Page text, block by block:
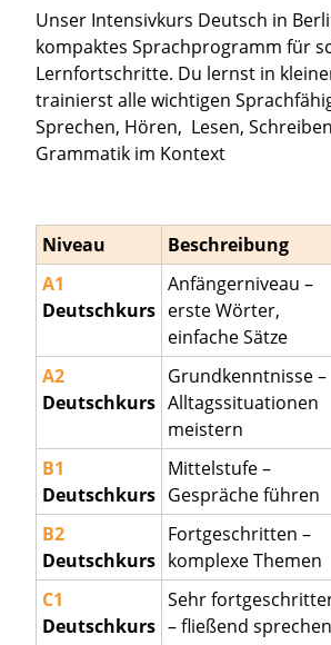
Unser Intensivkurs Deutsch in
kompaktes Sprachprogramm für
Lernfortschritte. Du lernst in
trainierst alle wichtigen
Sprechen, Hören, Lesen,
Grammatik im Kontext
Niveau Beschreibung
A1
Deutschkurs
Anfängerniveau –
erste Wörter,
einfache Sätze
A2
Deutschkurs
Grundkenntnisse –
Alltagssituationen
meistern
B1
Deutschkurs
Mittelstufe –
Gespräche führen
B2
Deutschkurs
Fortgeschritten –
komplexe Themen
C1
Deutschkurs
Sehr
– fließend sprechen